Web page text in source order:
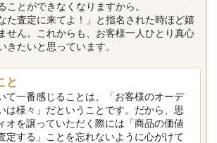
ことができなくなりますから。
た査定に来てよ！」と指名された時ほど嬉
せん。これからも、お客様一人ひとり真心
きたいと思っています。
と
て一番感じることは、「お客様のオーデ
は様々」だということです。だから、思
オを譲っていただく際には「商品の価値
定する」ことを忘れないように心がけて